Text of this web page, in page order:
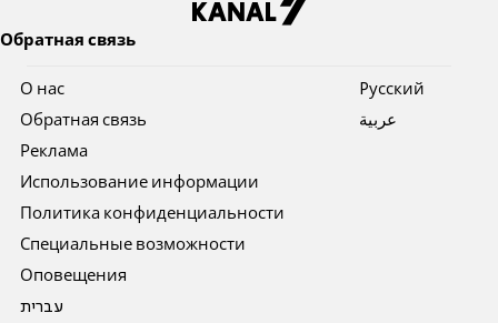
Обратная связь
О нас
Обратная связь
Реклама
Использование информации
Политика конфиденциальности
Специальные возможности
Оповещения
עברית
Pусский
عربية